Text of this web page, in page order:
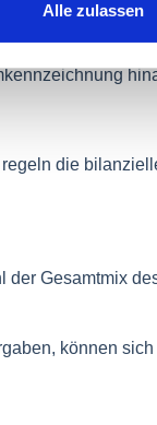
Alle zulassen
die
der Gesamtmix
können